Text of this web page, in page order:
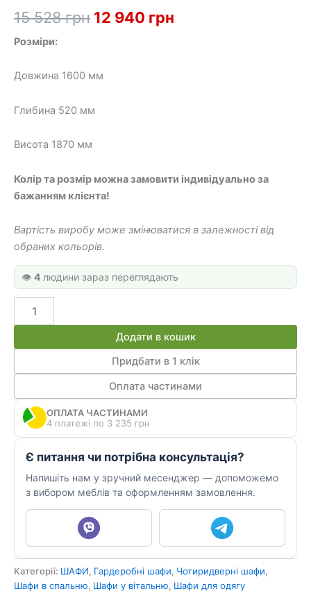
15 528грн Оригінальна
12 940 грн
Розміри:
Довжина 1600 мм
Глибина 520 мм
Висота 1870 мм
Колір та розмір можна замовити індивідуально за
бажанням клієнта!
Вартість виробу може змінюватися в залежності від
обраних кольорів.
👁️ 4 людини зараз переглядають
ШКП
кількість
Додати в кошик
Придбати в 1 клік
Оплата частинами
ОПЛАТА ЧАСТИНАМИ
4 платежі по 3 235 грн
Є питання чи потрібна консультація?
Напишіть нам у зручний месенджер — допоможемо
з вибором меблів та оформленням замовлення.
Категорії: ШАФИ, Гардеробні шафи, Чотиридверні шафи,
Шафи в спальню, Шафи у вітальню, Шафи для одягу